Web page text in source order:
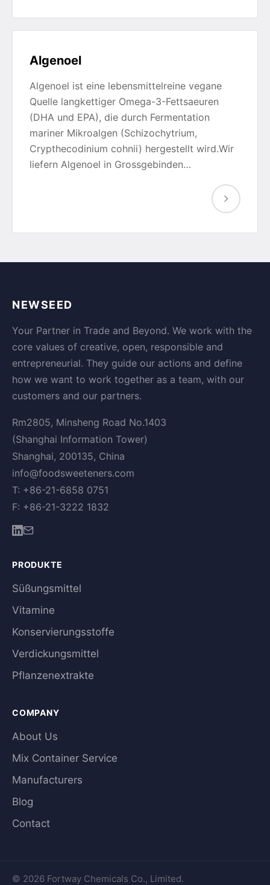
Algenoel
Algenoel ist eine lebensmittelreine vegane
Quelle langkettiger Omega-3-Fettsaeuren
(DHA und EPA), die durch Fermentation
mariner Mikroalgen (Schizochytrium,
Crypthecodinium cohnii) hergestellt wird.Wir
liefern Algenoel in Grossgebinden…
NEWSEED
Your Partner in Trade and Beyond. We work with the
core values of creative, open, responsible and
entrepreneurial. They guide our actions and define
how we want to work together as a team, with our
customers and our partners.
Rm2805, Minsheng Road No.1403
(Shanghai Information Tower)
Shanghai, 200135, China
info@foodsweeteners.com
T: +86-21-6858 0751
F: +86-21-3222 1832
PRODUKTE
Süßungsmittel
Vitamine
Konservierungsstoffe
Verdickungsmittel
Pflanzenextrakte
COMPANY
About Us
Mix Container Service
Manufacturers
Blog
Contact
© 2026 Fortway Chemicals Co., Limited.